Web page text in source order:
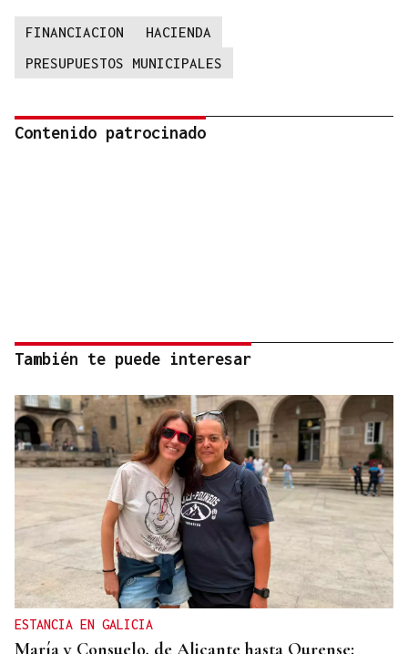
FINANCIACION
HACIENDA
PRESUPUESTOS MUNICIPALES
Contenido patrocinado
También te puede interesar
ESTANCIA EN GALICIA
María y Consuelo, de Alicante hasta Ourense: